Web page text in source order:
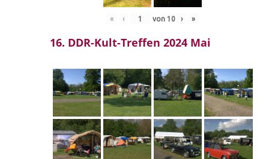
« ‹ von 10 › »
16. DDR-Kult-Treffen 2024 Mai